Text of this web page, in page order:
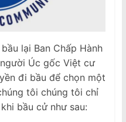
lại Ban Chấp Hành
Úc gốc Việt cư
đi bầu để chọn một
tôi chúng tôi chỉ
bầu cử như sau: